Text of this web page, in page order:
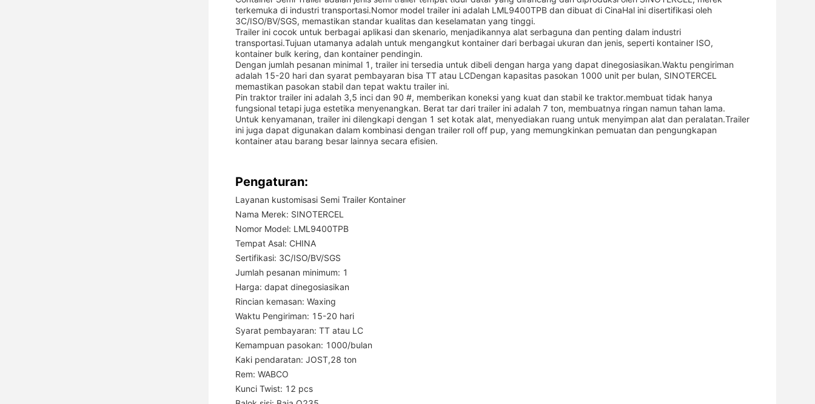
terkemuka di industri transportasi.Nomor model trailer ini adalah LML9400TPB dan dibuat di CinaHal ini disertifikasi oleh
3C/ISO/BV/SGS, memastikan standar kualitas dan keselamatan yang tinggi.
Trailer ini cocok untuk berbagai aplikasi dan skenario, menjadikannya alat serbaguna dan penting dalam industri
transportasi.Tujuan utamanya adalah untuk mengangkut kontainer dari berbagai ukuran dan jenis, seperti kontainer ISO,
kontainer bulk kering, dan kontainer pendingin.
Dengan jumlah pesanan minimal 1, trailer ini tersedia untuk dibeli dengan harga yang dapat dinegosiasikan.Waktu pengiriman
adalah 15-20 hari dan syarat pembayaran bisa TT atau LCDengan kapasitas pasokan 1000 unit per bulan, SINOTERCEL
memastikan pasokan stabil dan tepat waktu trailer ini.
Pin traktor trailer ini adalah 3,5 inci dan 90 #, memberikan koneksi yang kuat dan stabil ke traktor.membuat tidak hanya
fungsional tetapi juga estetika menyenangkan. Berat tar dari trailer ini adalah 7 ton, membuatnya ringan namun tahan lama.
Untuk kenyamanan, trailer ini dilengkapi dengan 1 set kotak alat, menyediakan ruang untuk menyimpan alat dan peralatan.Trailer
ini juga dapat digunakan dalam kombinasi dengan trailer roll off pup, yang memungkinkan pemuatan dan pengungkapan
kontainer atau barang besar lainnya secara efisien.
Pengaturan:
Layanan kustomisasi Semi Trailer Kontainer
Nama Merek: SINOTERCEL
Nomor Model: LML9400TPB
Tempat Asal: CHINA
Sertifikasi: 3C/ISO/BV/SGS
Jumlah pesanan minimum: 1
Harga: dapat dinegosiasikan
Rincian kemasan: Waxing
Waktu Pengiriman: 15-20 hari
Syarat pembayaran: TT atau LC
Kemampuan pasokan: 1000/bulan
Kaki pendaratan: JOST,28 ton
Rem: WABCO
Kunci Twist: 12 pcs